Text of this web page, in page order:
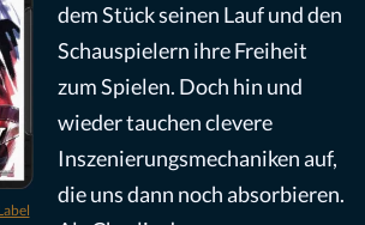
dem Stück seinen Lauf und den
Schauspielern ihre Freiheit
zum Spielen. Doch hin und
wieder tauchen clevere
Inszenierungsmechaniken auf,
die uns dann noch absorbieren.